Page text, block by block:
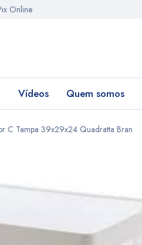
Online
Vídeos Quem somos
C Tampa 39x29x24 Quadratta Bran